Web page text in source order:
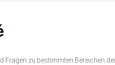
Fragen zu bestimmten Bereichen